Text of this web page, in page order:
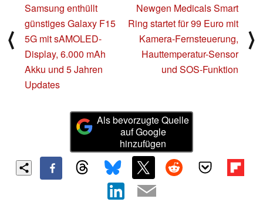
⟨
Samsung enthüllt
günstiges Galaxy F15
5G mit sAMOLED-
Display, 6.000 mAh
Akku und 5 Jahren
Updates
Newgen Medicals Smart
Ring startet für 99 Euro mit
Kamera-Fernsteuerung,
Hauttemperatur-Sensor
und SOS-Funktion
⟩
Als bevorzugte Quelle
auf Google
hinzufügen